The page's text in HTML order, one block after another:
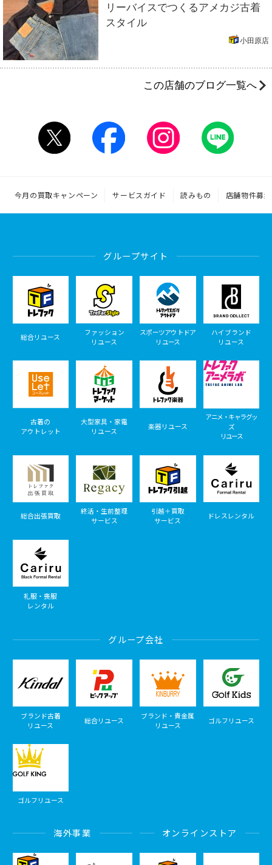
リーバイスでつくるアメカジ古着
スタイル
小田原店
この店舗のブログ一覧へ
今月の買取キャンペーン サービスガイド 読みもの 店舗物件募集
グループサイト
総合リユース
ファッション
リユース
スポーツアウトドア
リユース
ハイブランド
リユース
古着の
アウトレット
大型家具・家電
リユース
楽器リユース
アニメ・キャラグッ
ズ
リユース
総合出張買取
終活・生前整理
サービス
引越＋買取
サービス
ドレスレンタル
礼服・喪服
レンタル
グループ会社
ブランド古着
リユース
総合リユース
ブランド・貴金属
リユース
ゴルフリユース
ゴルフリユース
海外事業 オンラインストア